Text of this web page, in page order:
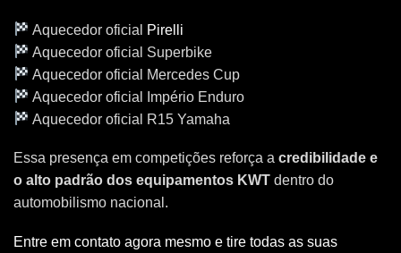
Aquecedor oficial
Pirelli
Aquecedor oficial Superbike
Aquecedor oficial Mercedes Cup
Aquecedor oficial Império Enduro
Aquecedor oficial R15 Yamaha
Essa presença em competições reforça a credibilidade e
o alto padrão dos equipamentos KWT dentro do
automobilismo nacional.
Entre em contato agora mesmo e tire todas as suas